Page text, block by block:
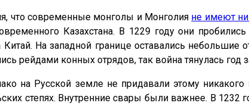
что современные монголы и Монголия не имеют
Казахстана. В 1229 году они
На западной границе оставались
рейдами конных отрядов, так война тянулась год
на Русской земле не придавали этому
степях. Внутренние свары были важнее. В